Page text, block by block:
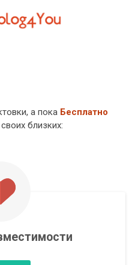
а пока Бесплатно
близких: